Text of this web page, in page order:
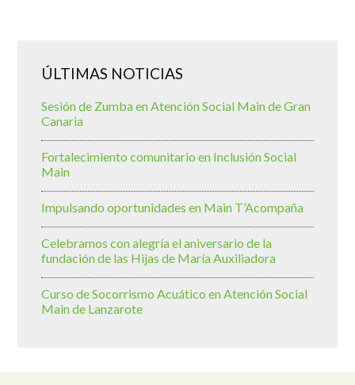
ÚLTIMAS NOTICIAS
Sesión de Zumba en Atención Social Main de Gran
Canaria
Fortalecimiento comunitario en Inclusión Social
Main
Impulsando oportunidades en Main T’Acompaña
Celebramos con alegría el aniversario de la
fundación de las Hijas de María Auxiliadora
Curso de Socorrismo Acuático en Atención Social
Main de Lanzarote